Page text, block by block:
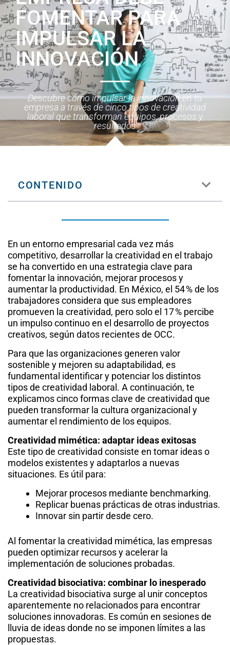
FOMENTAR PARA
IMPULSAR LA
INNOVACIÓN
Descubre cómo impulsar la innovación en tu
empresa a través de cinco tipos de creatividad
laboral que transforman equipos, procesos y
resultados
CONTENIDO
En un entorno empresarial cada vez más
competitivo, desarrollar la creatividad en el trabajo
se ha convertido en una estrategia clave para
fomentar la innovación, mejorar procesos y
aumentar la productividad. En México, el 54 % de los
trabajadores considera que sus empleadores
promueven la creatividad, pero solo el 17 % percibe
un impulso continuo en el desarrollo de proyectos
creativos, según datos recientes de OCC.
Para que las organizaciones generen valor
sostenible y mejoren su adaptabilidad, es
fundamental identificar y potenciar los distintos
tipos de creatividad laboral. A continuación, te
explicamos cinco formas clave de creatividad que
pueden transformar la cultura organizacional y
aumentar el rendimiento de los equipos.
Creatividad mimética: adaptar ideas exitosas
Este tipo de creatividad consiste en tomar ideas o
modelos existentes y adaptarlos a nuevas
situaciones. Es útil para:
Mejorar procesos mediante benchmarking.
Replicar buenas prácticas de otras industrias.
Innovar sin partir desde cero.
Al fomentar la creatividad mimética, las empresas
pueden optimizar recursos y acelerar la
implementación de soluciones probadas.
Creatividad bisociativa: combinar lo inesperado
La creatividad bisociativa surge al unir conceptos
aparentemente no relacionados para encontrar
soluciones innovadoras. Es común en sesiones de
lluvia de ideas donde no se imponen límites a las
propuestas.